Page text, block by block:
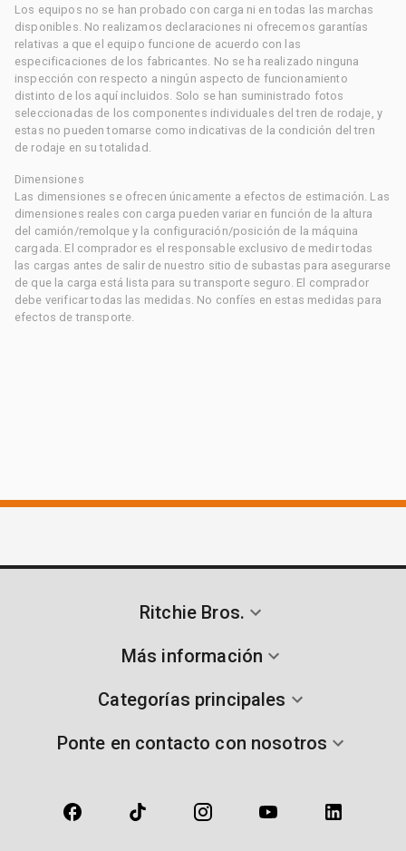
Los equipos no se han probado con carga ni en todas las marchas
disponibles. No realizamos declaraciones ni ofrecemos garantías
relativas a que el equipo funcione de acuerdo con las
especificaciones de los fabricantes. No se ha realizado ninguna
inspección con respecto a ningún aspecto de funcionamiento
distinto de los aquí incluidos. Solo se han suministrado fotos
seleccionadas de los componentes individuales del tren de rodaje, y
estas no pueden tomarse como indicativas de la condición del tren
de rodaje en su totalidad.
Dimensiones
Las dimensiones se ofrecen únicamente a efectos de estimación. Las
dimensiones reales con carga pueden variar en función de la altura
del camión/remolque y la configuración/posición de la máquina
cargada. El comprador es el responsable exclusivo de medir todas
las cargas antes de salir de nuestro sitio de subastas para asegurarse
de que la carga está lista para su transporte seguro. El comprador
debe verificar todas las medidas. No confíes en estas medidas para
efectos de transporte.
Ritchie Bros.
Más información
Categorías principales
Ponte en contacto con nosotros